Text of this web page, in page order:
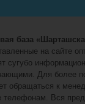
база
на сайте
сугубо
Для более
обращаться к
телефонам. Вся